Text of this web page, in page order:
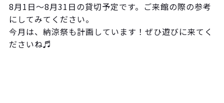
8月1日〜8月31日の貸切予定です。ご来館の際の参考
にしてみてください。
今月は、納涼祭も計画しています！ぜひ遊びに来てく
ださいね♬